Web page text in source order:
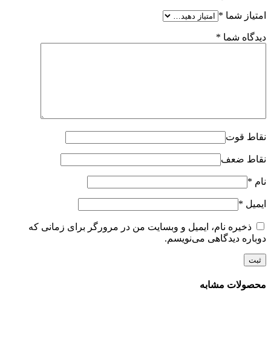
امتیاز شما *
دیدگاه شما *
نقاط قوت
نقاط ضعف
نام *
ایمیل *
ذخیره نام، ایمیل و وبسایت من در مرورگر برای زمانی که
دوباره دیدگاهی می‌نویسم.
محصولات مشابه